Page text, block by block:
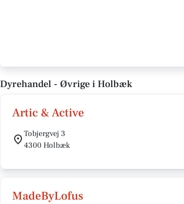
Dyrehandel - Øvrige i Holbæk
Artic & Active
Tobjergvej 3
4300 Holbæk
MadeByLofus